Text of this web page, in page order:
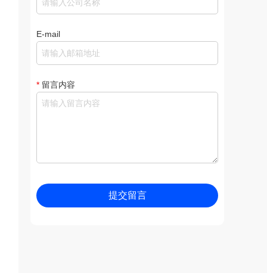
E-mail
* 留言内容
提交留言